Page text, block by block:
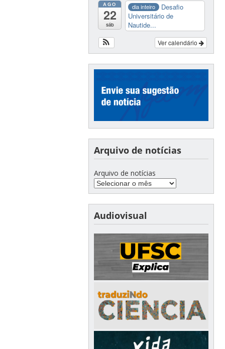
AGO
22
sáb
dia inteiro
Desafio
Universitário de
Nautide...
Ver calendário
Arquivo de notícias
Arquivo de notícias
Audiovisual